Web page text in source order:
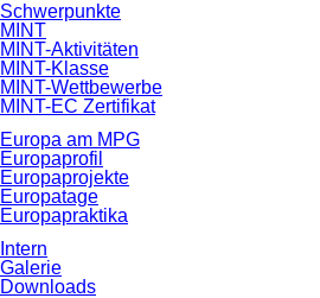
Schwerpunkte
MINT
MINT-Aktivitäten
MINT-Klasse
MINT-Wettbewerbe
MINT-EC Zertifikat
Europa am MPG
Europaprofil
Europaprojekte
Europatage
Europapraktika
Intern
Galerie
Downloads